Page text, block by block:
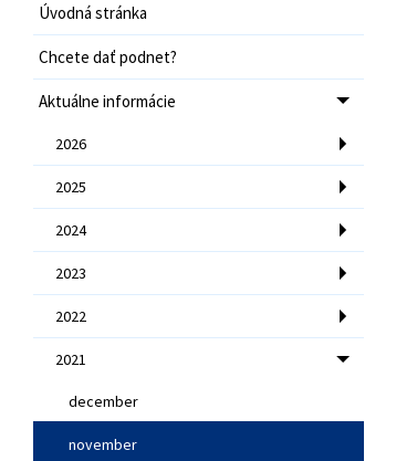
Úvodná stránka
Chcete dať podnet?
Aktuálne informácie
2026
2025
2024
2023
2022
2021
december
november